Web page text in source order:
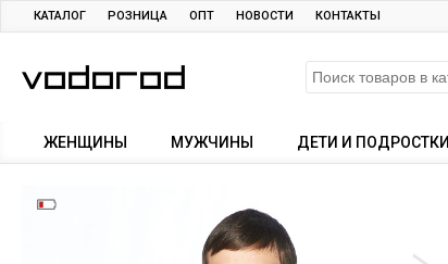
КАТАЛОГ РОЗНИЦА ОПТ НОВОСТИ КОНТАКТЫ
ЖЕНЩИНЫ МУЖЧИНЫ ДЕТИ И ПОДРОСТКИ